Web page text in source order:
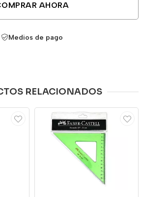
AHORA
Medios de pago
RELACIONADOS